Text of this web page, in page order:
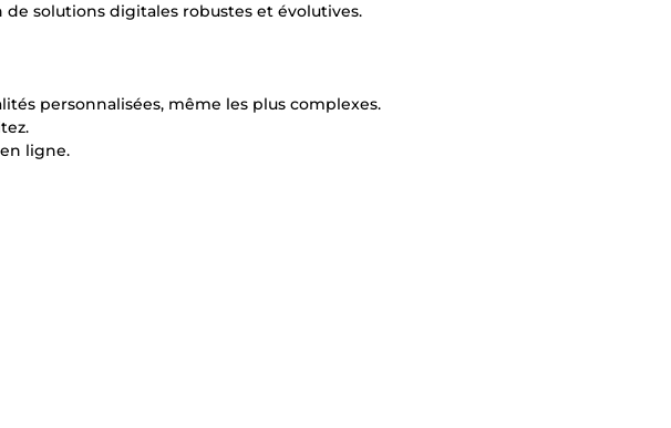
solutions digitales robustes et évolutives.
personnalisées, même les plus complexes.
ligne.